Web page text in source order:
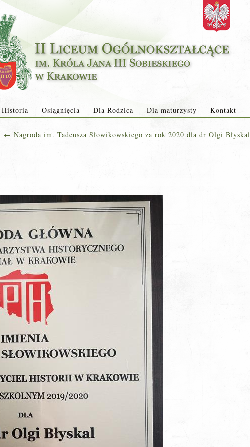
Historia Osiągnięcia Dla Rodzica Dla maturzysty Kontakt
← Nagroda im. Tadeusza Słowikowskiego za rok 2020 dla dr Olgi Błyskal